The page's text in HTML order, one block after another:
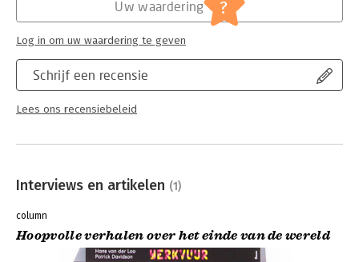
Schrijf een recensie
Lees ons recensiebeleid
Uw waardering ?
Log in om uw waardering te geven
Interviews en artikelen (1)
column
Hoopvolle verhalen over het einde van de wereld